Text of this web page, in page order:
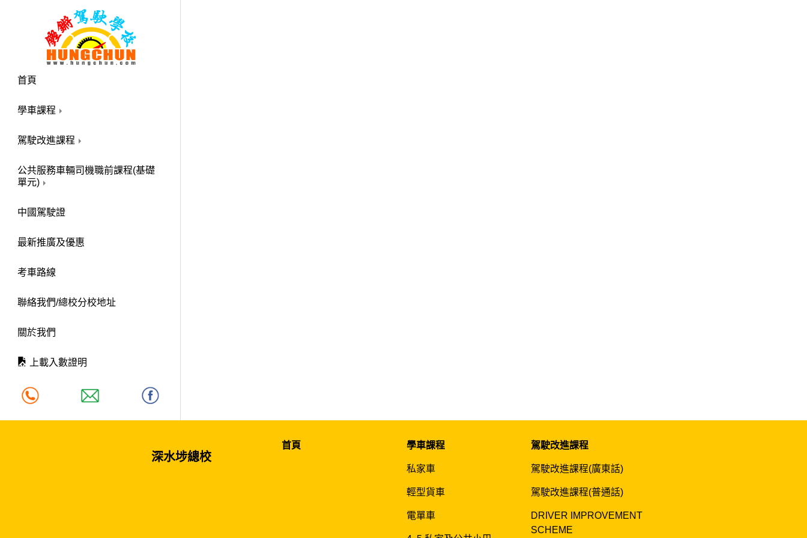
首頁
學車課程
駕駛改進課程
公共服務車輛司機職前課程(基礎
單元)
中國駕駛證
最新推廣及優惠
考車路線
聯絡我們/總校分校地址
關於我們
上載入數證明
深水埗總校
首頁 學車課程
私家車
輕型貨車
電單車
駕駛改進課程
駕駛改進課程(廣東話)
駕駛改進課程(普通話)
DRIVER IMPROVEMENT
SCHEME